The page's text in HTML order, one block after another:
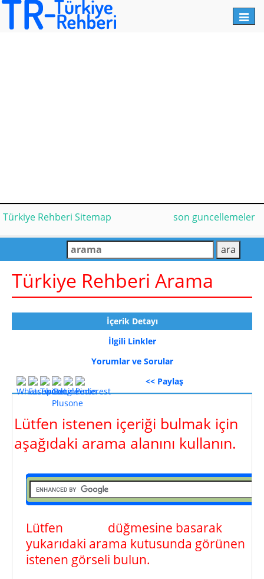
Türkiye Rehberi Sitemap son guncellemeler
Türkiye Rehberi Arama
İçerik Detayı
İlgili Linkler
Yorumlar ve Sorular
<< Paylaş
Lütfen istenen içeriği bulmak için
aşağıdaki arama alanını kullanın.
Lütfen
düğmesine basarak
yukarıdaki arama kutusunda görünen
istenen görseli bulun.